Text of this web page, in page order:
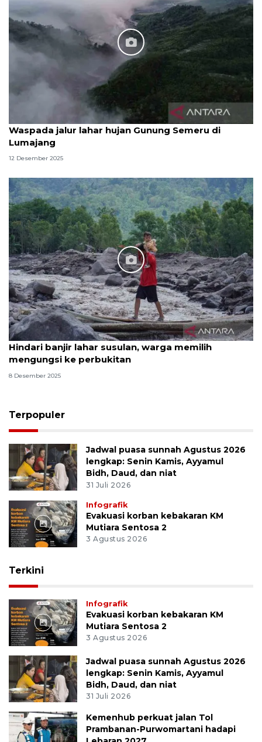
Waspada jalur lahar hujan Gunung Semeru di
Lumajang
12 Desember 2025
Hindari banjir lahar susulan, warga memilih
mengungsi ke perbukitan
8 Desember 2025
Terpopuler
Jadwal puasa sunnah Agustus 2026
lengkap: Senin Kamis, Ayyamul
Bidh, Daud, dan niat
31 Juli 2026
Infografik
Evakuasi korban kebakaran KM
Mutiara Sentosa 2
3 Agustus 2026
Terkini
Infografik
Evakuasi korban kebakaran KM
Mutiara Sentosa 2
3 Agustus 2026
Jadwal puasa sunnah Agustus 2026
lengkap: Senin Kamis, Ayyamul
Bidh, Daud, dan niat
31 Juli 2026
Kemenhub perkuat jalan Tol
Prambanan-Purwomartani hadapi